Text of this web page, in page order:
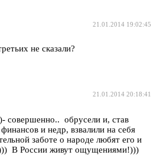
21.01.2014 19:02:45
не сказали?
21.01.2014 20:18:41
совершенно.. обрусели и, став
и недр, взвалили на себя
заботе о народе любят его и
В России живут ощущениями!)))